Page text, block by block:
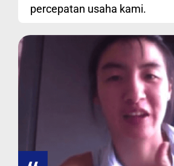
percepatan usaha kami.